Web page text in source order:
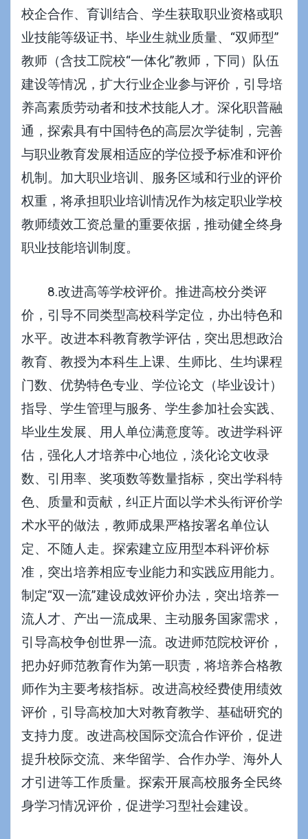
校企合作、育训结合、学生获取职业资格或职
业技能等级证书、毕业生就业质量、“双师型”
教师（含技工院校“一体化”教师，下同）队伍
建设等情况，扩大行业企业参与评价，引导培
养高素质劳动者和技术技能人才。深化职普融
通，探索具有中国特色的高层次学徒制，完善
与职业教育发展相适应的学位授予标准和评价
机制。加大职业培训、服务区域和行业的评价
权重，将承担职业培训情况作为核定职业学校
教师绩效工资总量的重要依据，推动健全终身
职业技能培训制度。
8.改进高等学校评价。推进高校分类评
价，引导不同类型高校科学定位，办出特色和
水平。改进本科教育教学评估，突出思想政治
教育、教授为本科生上课、生师比、生均课程
门数、优势特色专业、学位论文（毕业设计）
指导、学生管理与服务、学生参加社会实践、
毕业生发展、用人单位满意度等。改进学科评
估，强化人才培养中心地位，淡化论文收录
数、引用率、奖项数等数量指标，突出学科特
色、质量和贡献，纠正片面以学术头衔评价学
术水平的做法，教师成果严格按署名单位认
定、不随人走。探索建立应用型本科评价标
准，突出培养相应专业能力和实践应用能力。
制定“双一流”建设成效评价办法，突出培养一
流人才、产出一流成果、主动服务国家需求，
引导高校争创世界一流。改进师范院校评价，
把办好师范教育作为第一职责，将培养合格教
师作为主要考核指标。改进高校经费使用绩效
评价，引导高校加大对教育教学、基础研究的
支持力度。改进高校国际交流合作评价，促进
提升校际交流、来华留学、合作办学、海外人
才引进等工作质量。探索开展高校服务全民终
身学习情况评价，促进学习型社会建设。